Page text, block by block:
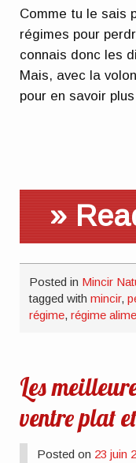
Comme tu le sais
régimes pour
connais donc les
Mais, avec la
pour en savoir
»
Posted in Mincir
tagged withmincir,
régime,régime
Les
ventre plat
Posted on 23 juin